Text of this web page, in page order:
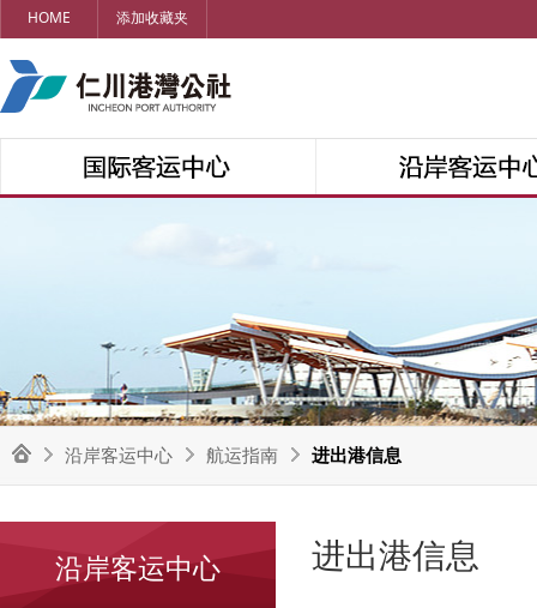
HOME 添加收藏夹
沿岸客运中心 航运指南 进出港信息
沿岸客运中心 进出港信息